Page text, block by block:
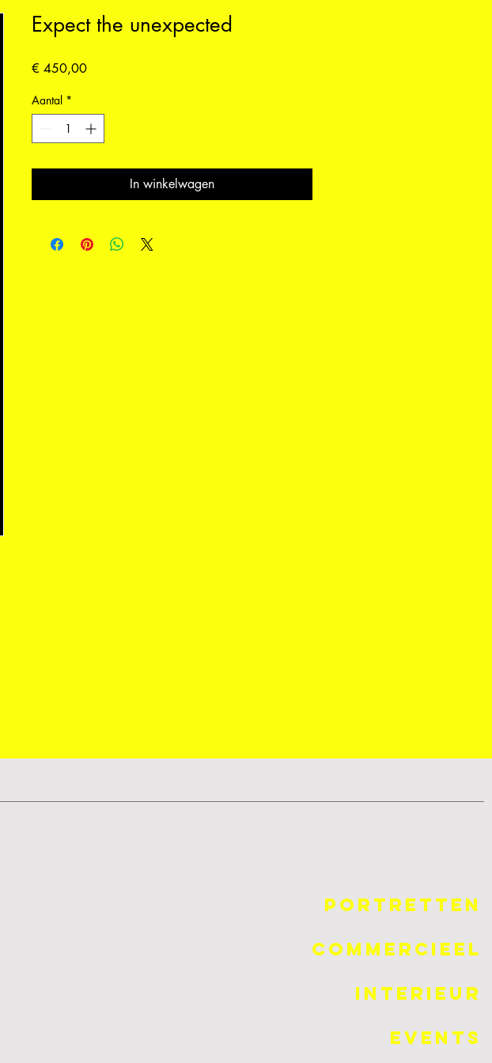
Expect the unexpected
€ 450,00Prijs
Aantal *
In winkelwagen
Portretten
Commercieel
Interieur
Events